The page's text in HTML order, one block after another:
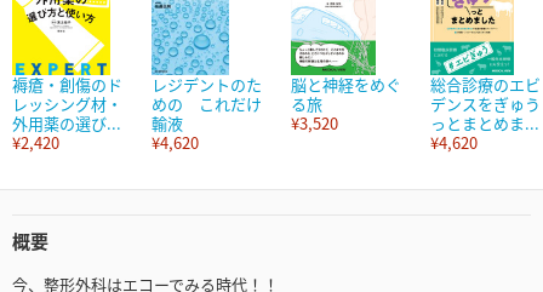
褥瘡・創傷のド
レッシング材・
外用薬の選び...
¥2,420
レジデントのた
めの これだけ
輸液
¥4,620
脳と神経をめぐ
る旅
¥3,520
総合診療のエビ
デンスをぎゅう
っとまとめま...
¥4,620
概要
今、整形外科はエコーでみる時代！！